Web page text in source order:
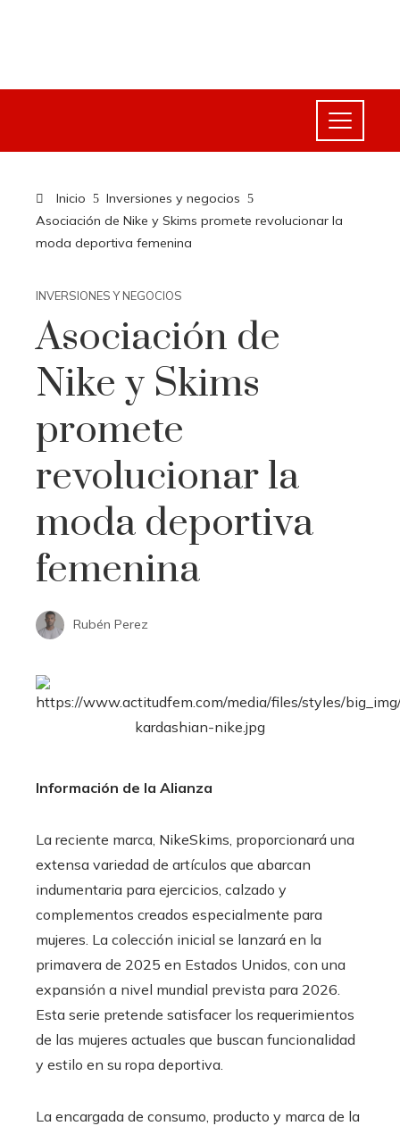
Inicio
Inversiones y negocios
Asociación de Nike y Skims promete revolucionar la
moda deportiva femenina
INVERSIONES Y NEGOCIOS
Asociación de
Nike y Skims
promete
revolucionar la
moda deportiva
femenina
Rubén Perez
Información de la Alianza
La reciente marca, NikeSkims, proporcionará una
extensa variedad de artículos que abarcan
indumentaria para ejercicios, calzado y
complementos creados especialmente para
mujeres. La colección inicial se lanzará en la
primavera de 2025 en Estados Unidos, con una
expansión a nivel mundial prevista para 2026.
Esta serie pretende satisfacer los requerimientos
de las mujeres actuales que buscan funcionalidad
y estilo en su ropa deportiva.
La encargada de consumo, producto y marca de la